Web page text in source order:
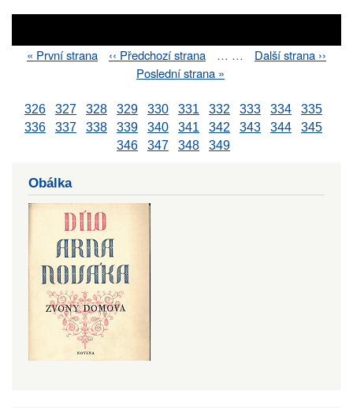
First
« První strana
Previous
‹‹ Předchozí strana … …
Next
Další strana ››
Last
Poslední strana »
326 327 328 329 330 331 332 333 334
335
336
337 338 339 340 341 342 343 344
345
346
347 348 349
Obálka